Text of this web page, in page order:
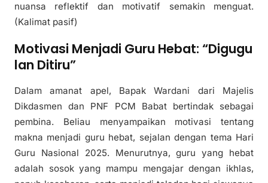
nuansa reflektif dan motivatif semakin menguat.
(Kalimat pasif)
Motivasi Menjadi Guru Hebat: “Digugu
lan Ditiru”
Dalam amanat apel, Bapak Wardani dari Majelis
Dikdasmen dan PNF PCM Babat bertindak sebagai
pembina. Beliau menyampaikan motivasi tentang
makna menjadi guru hebat, sejalan dengan tema Hari
Guru Nasional 2025. Menurutnya, guru yang hebat
adalah sosok yang mampu mengajar dengan ikhlas,